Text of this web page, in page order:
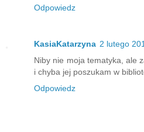
Odpowiedz
KasiaKatarzyna 2 lutego
Niby nie moja tematyka, ale
i chyba jej poszukam w
Odpowiedz